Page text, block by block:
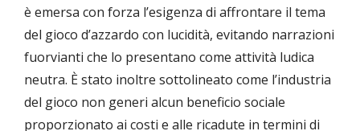
è emersa con forza l’esigenza di affrontare il tema
del gioco d’azzardo con lucidità, evitando narrazioni
fuorvianti che lo presentano come attività ludica
neutra. È stato inoltre sottolineato come l’industria
del gioco non generi alcun beneficio sociale
proporzionato ai costi e alle ricadute in termini di